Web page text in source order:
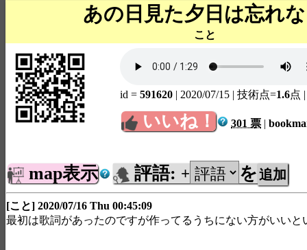
あの日見た夕日は忘れ
こと
id = 591620 | 2020/07/15 | 技術点=1.6点
いいね！ 301 票 |
map表示 評語: + を
[こと] 2020/07/16 Thu 00:45:09
最初は歌詞があったのですが作ってるうちにない方がいいと